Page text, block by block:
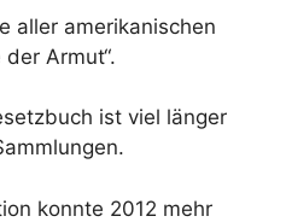
aller amerikanischen
Armut“.
ist viel länger
konnte 2012 mehr